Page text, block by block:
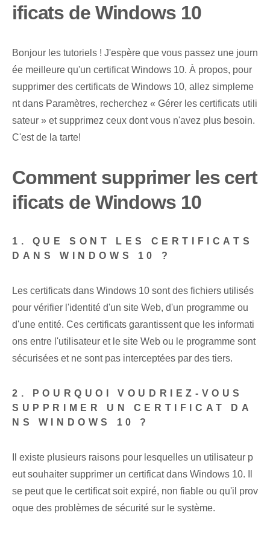
ificats de Windows 10
Bonjour les tutoriels ! J'espère que vous passez une journ
ée meilleure qu'un certificat Windows 10. À propos, pour
supprimer des certificats de Windows 10, allez simpleme
nt dans Paramètres, recherchez « Gérer les certificats utili
sateur » et supprimez ceux dont vous n'avez plus besoin.
C'est de la tarte!
Comment supprimer les cert
ificats de Windows 10
1. QUE SONT LES CERTIFICATS
DANS WINDOWS 10 ?
Les certificats dans Windows 10 sont des fichiers utilisés
pour vérifier l'identité d'un site Web, d'un programme ou
d'une entité. Ces certificats garantissent que les informati
ons entre l'utilisateur et le site Web ou le programme sont
sécurisées et ne sont pas interceptées par des tiers.
2. POURQUOI VOUDRIEZ-VOUS
SUPPRIMER UN CERTIFICAT DA
NS WINDOWS 10 ?
Il existe plusieurs raisons pour lesquelles un utilisateur p
eut souhaiter supprimer un certificat dans Windows 10. Il
se peut que le certificat soit expiré, non fiable ou qu'il prov
oque des problèmes de sécurité sur le système.